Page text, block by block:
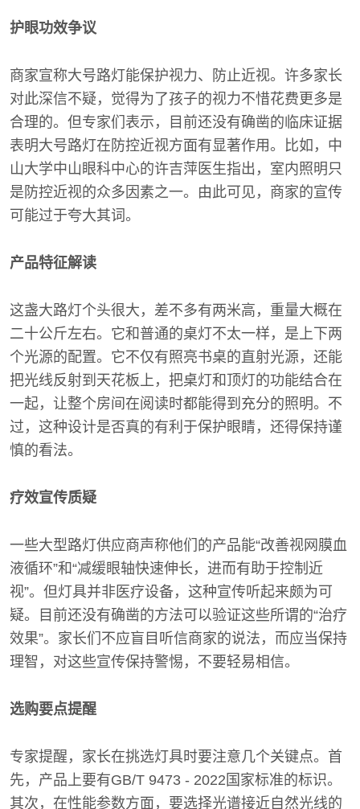
护眼功效争议
商家宣称大号路灯能保护视力、防止近视。许多家长
对此深信不疑，觉得为了孩子的视力不惜花费更多是
合理的。但专家们表示，目前还没有确凿的临床证据
表明大号路灯在防控近视方面有显著作用。比如，中
山大学中山眼科中心的许吉萍医生指出，室内照明只
是防控近视的众多因素之一。由此可见，商家的宣传
可能过于夸大其词。
产品特征解读
这盏大路灯个头很大，差不多有两米高，重量大概在
二十公斤左右。它和普通的桌灯不太一样，是上下两
个光源的配置。它不仅有照亮书桌的直射光源，还能
把光线反射到天花板上，把桌灯和顶灯的功能结合在
一起，让整个房间在阅读时都能得到充分的照明。不
过，这种设计是否真的有利于保护眼睛，还得保持谨
慎的看法。
疗效宣传质疑
一些大型路灯供应商声称他们的产品能“改善视网膜血
液循环”和“减缓眼轴快速伸长，进而有助于控制近
视”。但灯具并非医疗设备，这种宣传听起来颇为可
疑。目前还没有确凿的方法可以验证这些所谓的“治疗
效果”。家长们不应盲目听信商家的说法，而应当保持
理智，对这些宣传保持警惕，不要轻易相信。
选购要点提醒
专家提醒，家长在挑选灯具时要注意几个关键点。首
先，产品上要有GB/T 9473 - 2022国家标准的标识。
其次，在性能参数方面，要选择光谱接近自然光线的